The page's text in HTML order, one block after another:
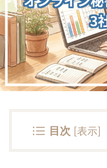
目次 [表示]